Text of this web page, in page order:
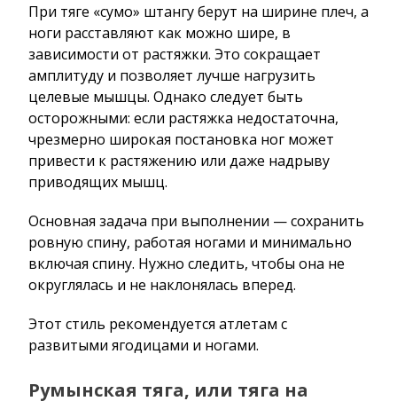
При тяге «сумо» штангу берут на ширине плеч, а
ноги расставляют как можно шире, в
зависимости от растяжки. Это сокращает
амплитуду и позволяет лучше нагрузить
целевые мышцы. Однако следует быть
осторожными: если растяжка недостаточна,
чрезмерно широкая постановка ног может
привести к растяжению или даже надрыву
приводящих мышц.
Основная задача при выполнении — сохранить
ровную спину, работая ногами и минимально
включая спину. Нужно следить, чтобы она не
округлялась и не наклонялась вперед.
Этот стиль рекомендуется атлетам с
развитыми ягодицами и ногами.
Румынская тяга, или тяга на